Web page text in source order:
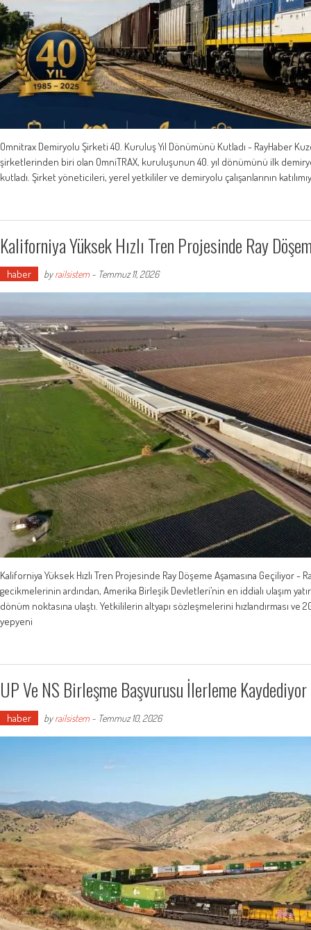
Omnitrax Demiryolu Şirketi 40. Kuruluş Yıl Dönümünü Kutladı - RayHaber
şirketlerinden biri olan OmniTRAX, kuruluşunun 40. yıl dönümünü ilk
kutladı. Şirket yöneticileri, yerel yetkililer ve demiryolu çalışanlarının
Kaliforniya Yüksek Hızlı Tren Projesinde Ray
haber byrailsistem - Temmuz 11, 2026
Kaliforniya Yüksek Hızlı Tren Projesinde Ray Döşeme Aşamasına Geçiliyor -
gecikmelerinin ardından, Amerika Birleşik Devletleri’nin en iddialı ulaşım
dönüm noktasına ulaştı. Yetkililerin altyapı sözleşmelerini hızlandırması ve
yepyeni
UP Ve NS Birleşme Başvurusu İlerleme Kaydediyor
haber byrailsistem - Temmuz 10, 2026